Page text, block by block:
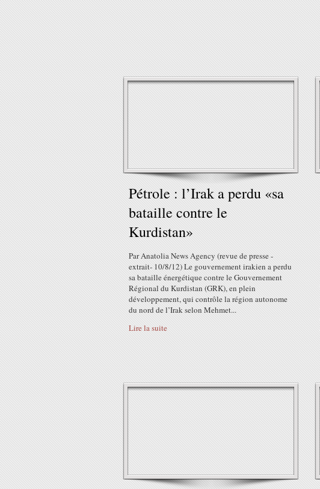
Pétrole : l’Irak a perdu «sa
bataille contre le
Kurdistan»
Par Anatolia News Agency (revue de presse -
extrait- 10/8/12) Le gouvernement irakien a perdu
sa bataille énergétique contre le Gouvernement
Régional du Kurdistan (GRK), en plein
développement, qui contrôle la région autonome
du nord de l’Irak selon Mehmet...
Lire la suite